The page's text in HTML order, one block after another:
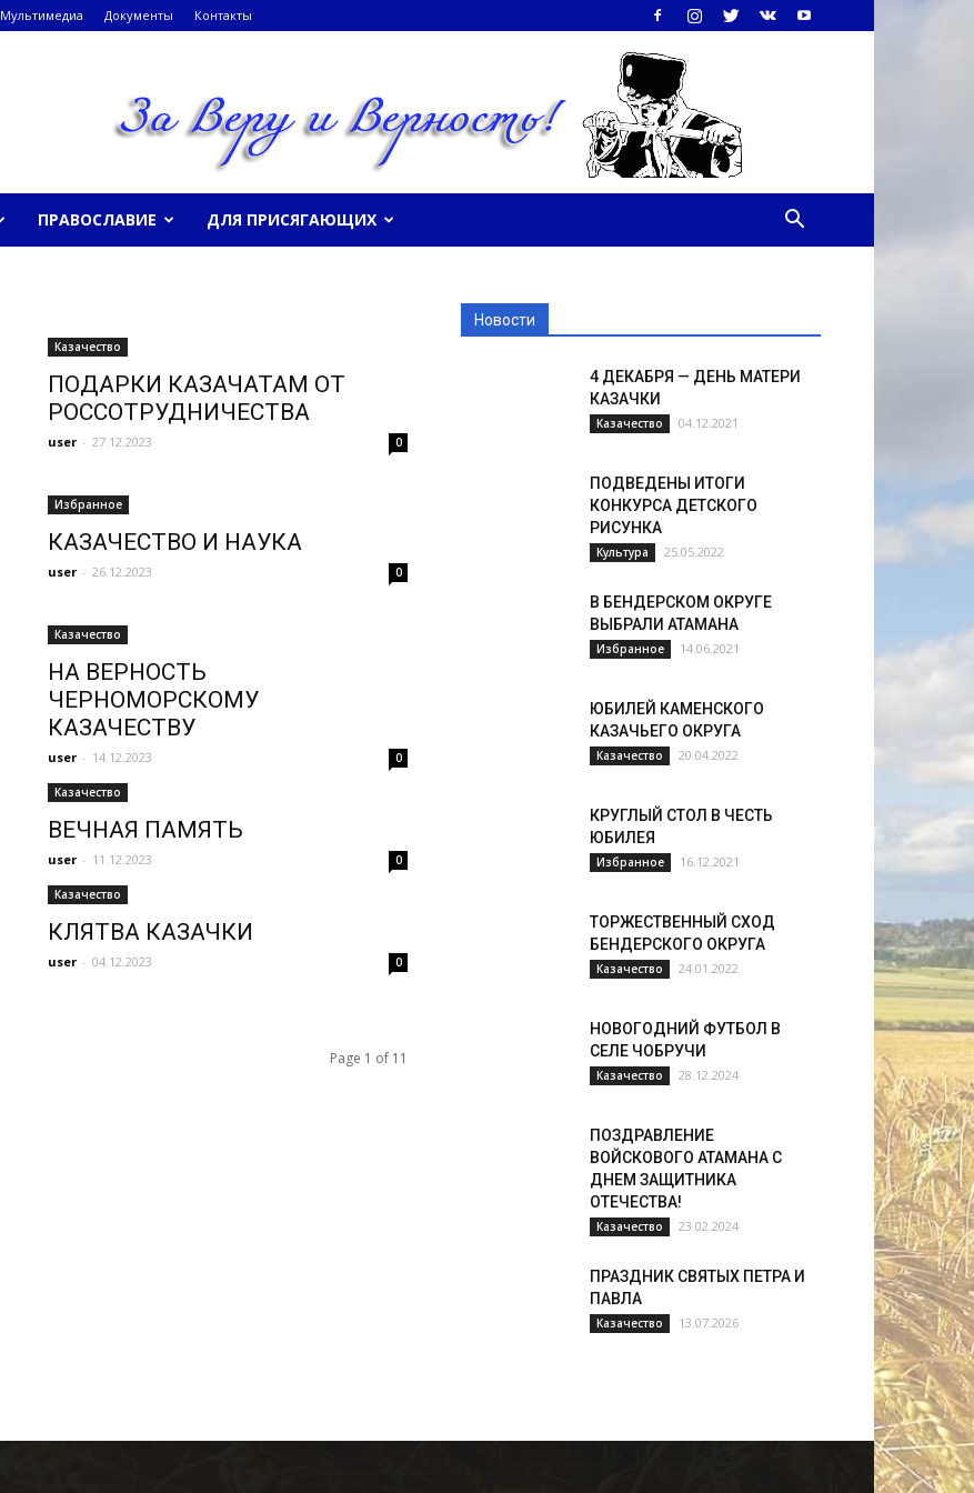
Мультимедиа Документы Контакты
ПРАВОСЛАВИЕ ДЛЯ ПРИСЯГАЮЩИХ
Казачество
ПОДАРКИ КАЗАЧАТАМ ОТ
РОССОТРУДНИЧЕСТВА
user - 27.12.2023 0
Избранное
КАЗАЧЕСТВО И НАУКА
user - 26.12.2023 0
Казачество
НА ВЕРНОСТЬ
ЧЕРНОМОРСКОМУ
КАЗАЧЕСТВУ
user - 14.12.2023 0
Казачество
ВЕЧНАЯ ПАМЯТЬ
user - 11.12.2023 0
Казачество
КЛЯТВА КАЗАЧКИ
user - 04.12.2023 0
Page 1 of 11
Новости
4 ДЕКАБРЯ — ДЕНЬ МАТЕРИ
КАЗАЧКИ
Казачество 04.12.2021
ПОДВЕДЕНЫ ИТОГИ
КОНКУРСА ДЕТСКОГО
РИСУНКА
Культура 25.05.2022
В БЕНДЕРСКОМ ОКРУГЕ
ВЫБРАЛИ АТАМАНА
Избранное 14.06.2021
ЮБИЛЕЙ КАМЕНСКОГО
КАЗАЧЬЕГО ОКРУГА
Казачество 20.04.2022
КРУГЛЫЙ СТОЛ В ЧЕСТЬ
ЮБИЛЕЯ
Избранное 16.12.2021
ТОРЖЕСТВЕННЫЙ СХОД
БЕНДЕРСКОГО ОКРУГА
Казачество 24.01.2022
НОВОГОДНИЙ ФУТБОЛ В
СЕЛЕ ЧОБРУЧИ
Казачество 28.12.2024
ПОЗДРАВЛЕНИЕ
ВОЙСКОВОГО АТАМАНА С
ДНЕМ ЗАЩИТНИКА
ОТЕЧЕСТВА!
Казачество 23.02.2024
ПРАЗДНИК СВЯТЫХ ПЕТРА И
ПАВЛА
Казачество 13.07.2026